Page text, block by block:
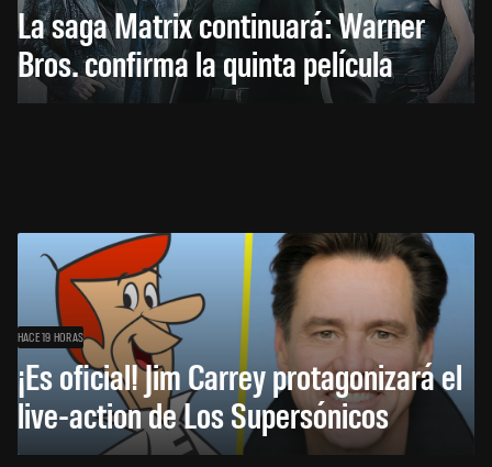
La saga Matrix continuará: Warner
Bros. confirma la quinta película
HACE 19 HORAS
¡Es oficial! Jim Carrey protagonizará el
live-action de Los Supersónicos